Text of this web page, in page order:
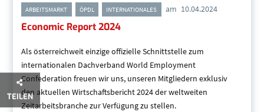
ARBEITSMARKT ÖPDL INTERNATIONALES am 10.04.2024
Economic Report 2024
Als österreichweit einzige offizielle Schnittstelle zum
internationalen Dachverband World Employment
Confederation freuen wir uns, unseren Mitgliedern exklusiv
den aktuellen Wirtschaftsbericht 2024 der weltweiten
Zeitarbeitsbranche zur Verfügung zu stellen.
TEILEN